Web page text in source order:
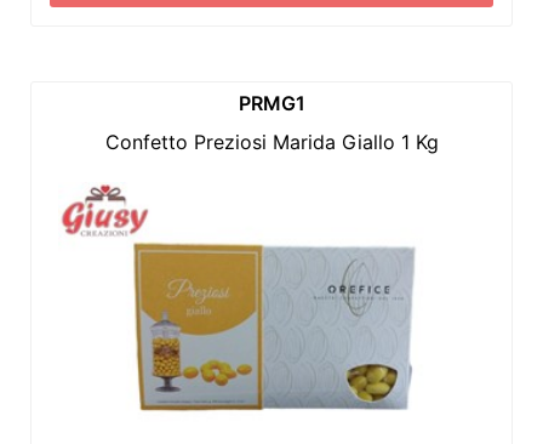
PRMG1
Confetto Preziosi Marida Giallo 1 Kg